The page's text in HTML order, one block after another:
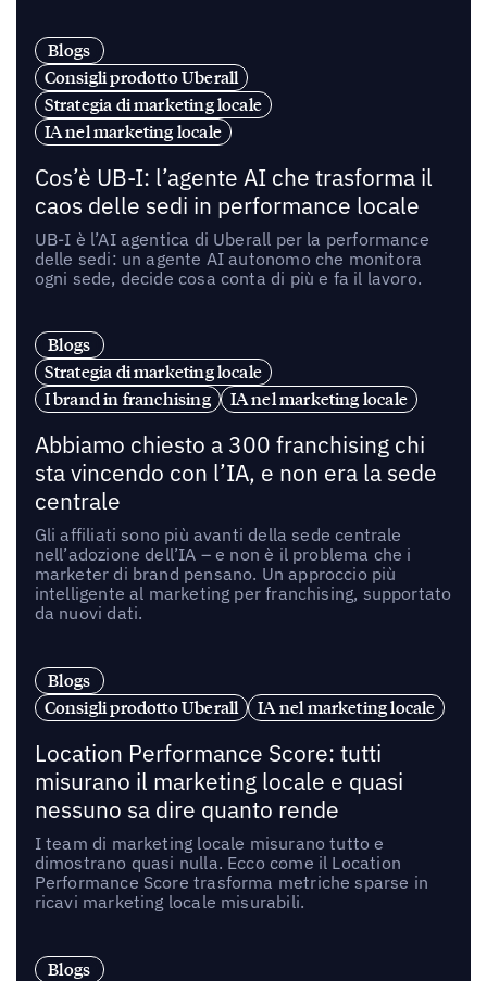
Blogs
Consigli prodotto Uberall
Strategia di marketing locale
IA nel marketing locale
Cos’è UB-I: l’agente AI che trasforma il
caos delle sedi in performance locale
UB-I è l’AI agentica di Uberall per la performance
delle sedi: un agente AI autonomo che monitora
ogni sede, decide cosa conta di più e fa il lavoro.
Blogs
Strategia di marketing locale
I brand in franchising
IA nel marketing locale
Abbiamo chiesto a 300 franchising chi
sta vincendo con l’IA, e non era la sede
centrale
Gli affiliati sono più avanti della sede centrale
nell’adozione dell’IA – e non è il problema che i
marketer di brand pensano. Un approccio più
intelligente al marketing per franchising, supportato
da nuovi dati.
Blogs
Consigli prodotto Uberall
IA nel marketing locale
Location Performance Score: tutti
misurano il marketing locale e quasi
nessuno sa dire quanto rende
I team di marketing locale misurano tutto e
dimostrano quasi nulla. Ecco come il Location
Performance Score trasforma metriche sparse in
ricavi marketing locale misurabili.
Blogs